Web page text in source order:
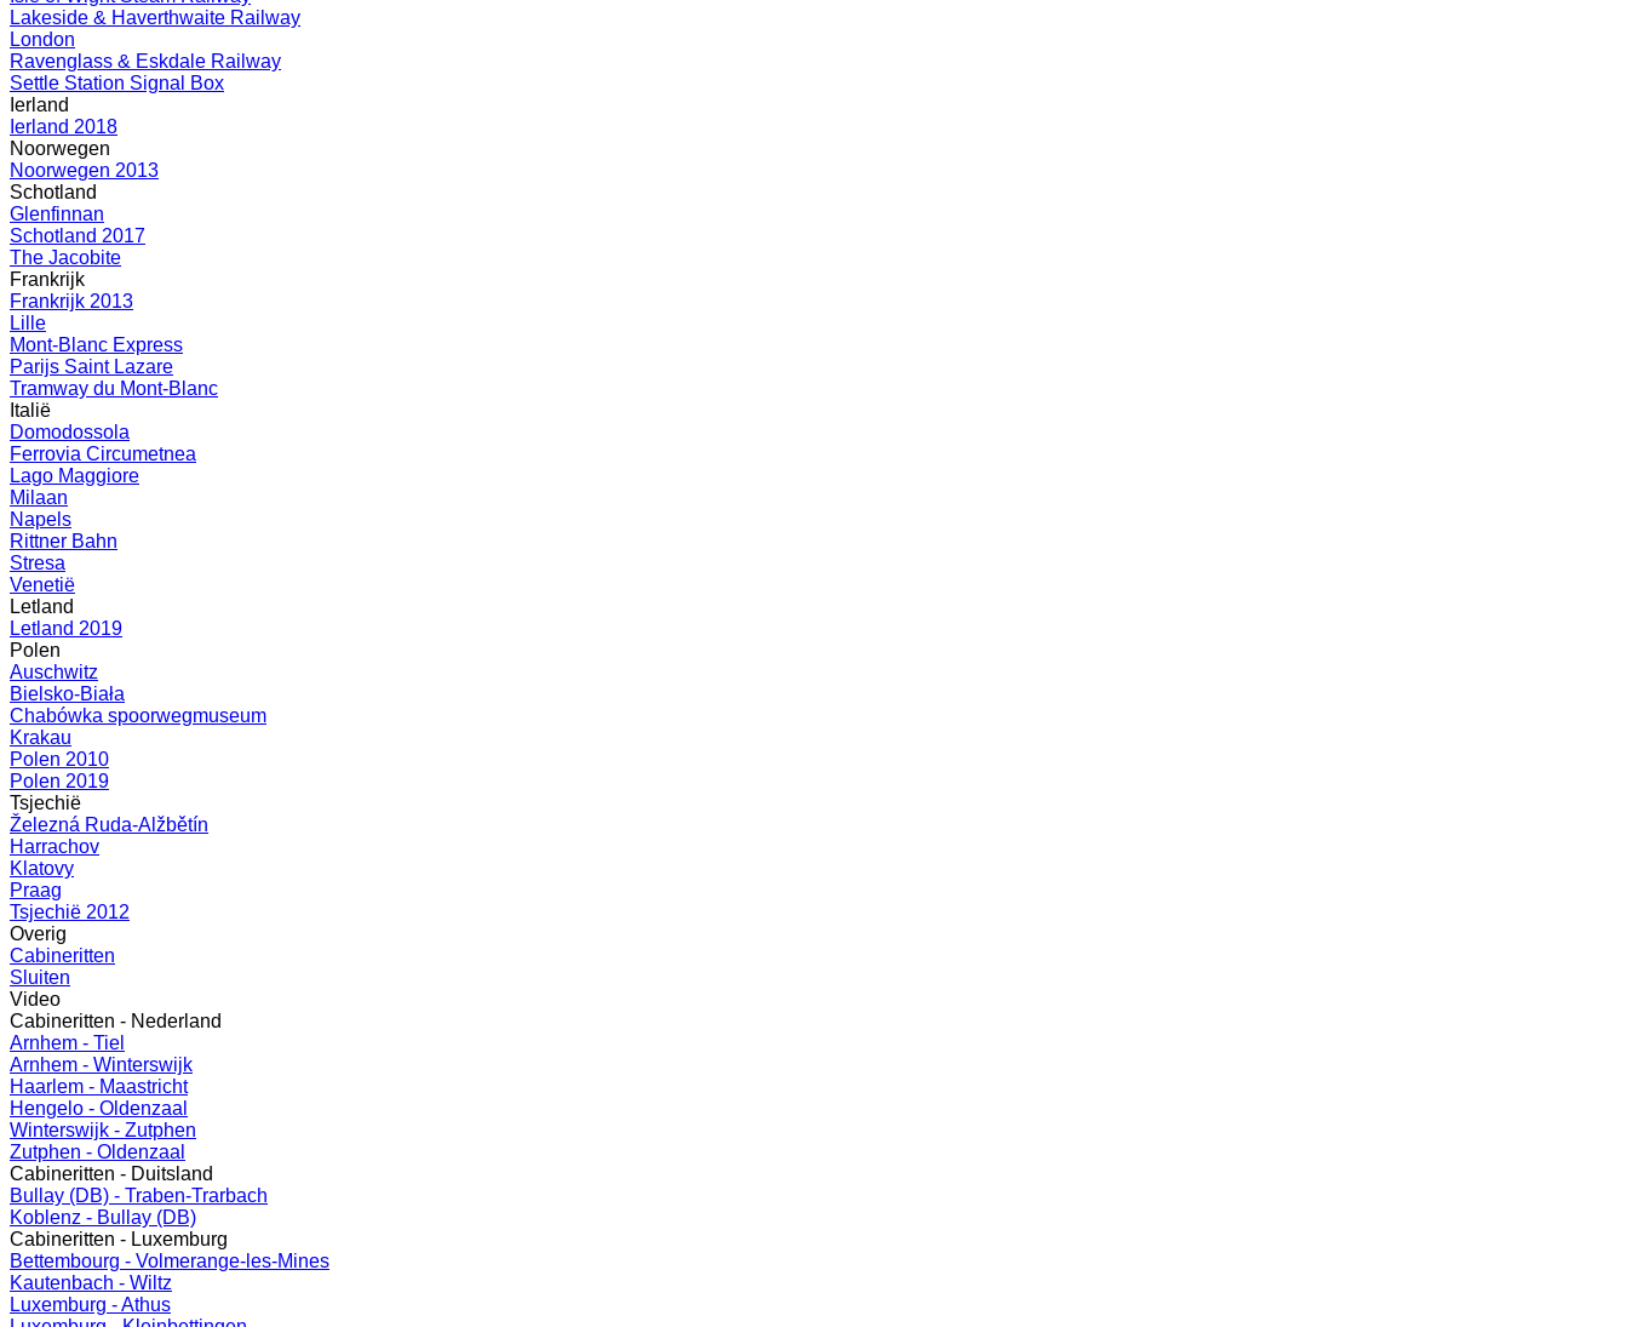
Lakeside & Haverthwaite Railway
London
Ravenglass & Eskdale Railway
Settle Station Signal Box
Ierland
Ierland 2018
Noorwegen
Noorwegen 2013
Schotland
Glenfinnan
Schotland 2017
The Jacobite
Frankrijk
Frankrijk 2013
Lille
Mont-Blanc Express
Parijs Saint Lazare
Tramway du Mont-Blanc
Italië
Domodossola
Ferrovia Circumetnea
Lago Maggiore
Milaan
Napels
Rittner Bahn
Stresa
Venetië
Letland
Letland 2019
Polen
Auschwitz
Bielsko-Biała
Chabówka spoorwegmuseum
Krakau
Polen 2010
Polen 2019
Tsjechië
Železná Ruda-Alžbětín
Harrachov
Klatovy
Praag
Tsjechië 2012
Overig
Cabineritten
Sluiten
Video
Cabineritten - Nederland
Arnhem - Tiel
Arnhem - Winterswijk
Haarlem - Maastricht
Hengelo - Oldenzaal
Winterswijk - Zutphen
Zutphen - Oldenzaal
Cabineritten - Duitsland
Bullay (DB) - Traben-Trarbach
Koblenz - Bullay (DB)
Cabineritten - Luxemburg
Bettembourg - Volmerange-les-Mines
Kautenbach - Wiltz
Luxemburg - Athus